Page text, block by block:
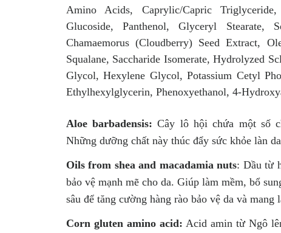
Amino Acids, Caprylic/Capric
Glucoside, Panthenol, Glyceryl Stearate,
Chamaemorus (Cloudberry) Seed Extract,
Squalane, Saccharide Isomerate, Hydrolyzed
Glycol, Hexylene Glycol, Potassium Cetyl
Ethylhexylglycerin, Phenoxyethanol, 4-
Aloe barbadensis: Cây lô hội chứa một số
Những dưỡng chất này thúc đẩy sức khỏe làn
Oils from shea and macadamia nuts: Dầu từ
bảo vệ mạnh mẽ cho da. Giúp làm mềm, bổ
sâu để tăng cường hàng rào bảo vệ da và
Corn gluten amino acid: Acid amin từ Ngô